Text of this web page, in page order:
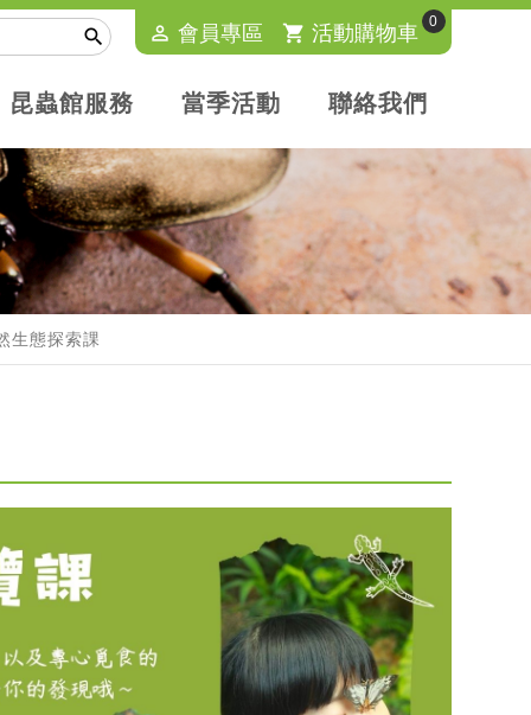
 perm_identity 會員專區 shopping_cart 活動購物車 0
昆蟲館服務 當季活動 聯絡我們
生態探索課